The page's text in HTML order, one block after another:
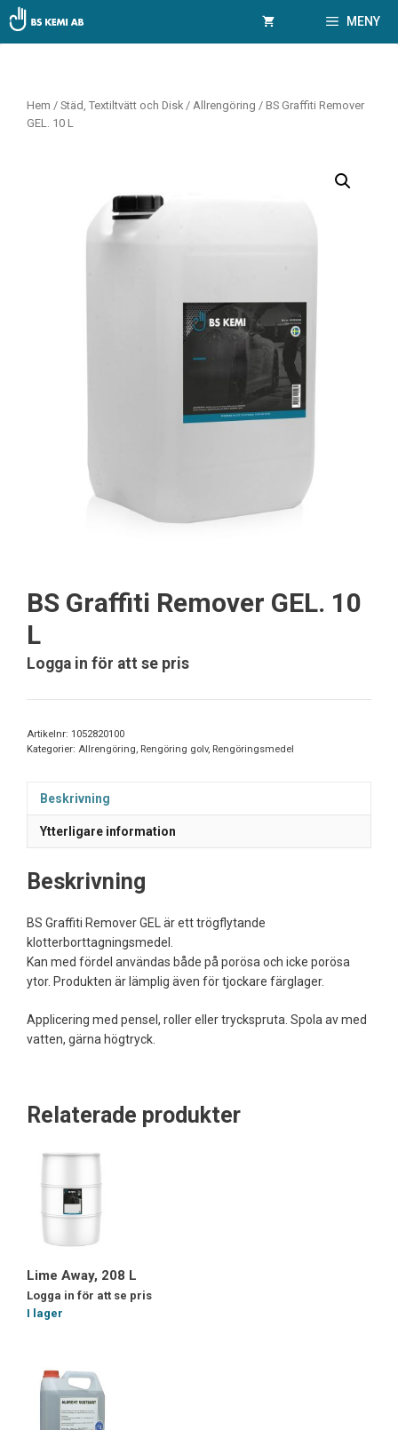
Hoppa
till
innehåll
MENY
Hem / Städ, Textiltvätt och Disk / Allrengöring / BS Graffiti Remover
GEL. 10 L
BS Graffiti Remover GEL. 10
L
Logga in för att se pris
Artikelnr: 1052820100
Kategorier: Allrengöring, Rengöring golv, Rengöringsmedel
Beskrivning
Ytterligare information
Beskrivning
BS Graffiti Remover GEL är ett trögflytande
klotterborttagningsmedel.
Kan med fördel användas både på porösa och icke porösa
ytor. Produkten är lämplig även för tjockare färglager.
Applicering med pensel, roller eller tryckspruta. Spola av med
vatten, gärna högtryck.
Relaterade produkter
Lime Away, 208 L
Logga in för att se pris
I lager